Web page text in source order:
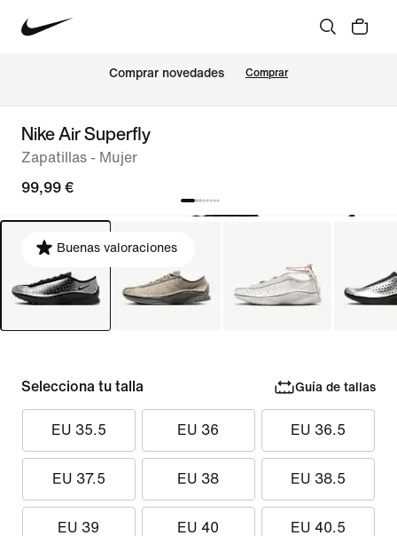
Comprar novedades Comprar
Nike Air Superfly
Zapatillas - Mujer
99,99 €
Buenas valoraciones
Selecciona tu talla Guía de tallas
EU 35.5 EU 36 EU 36.5
EU 37.5 EU 38 EU 38.5
EU 39 EU 40 EU 40.5